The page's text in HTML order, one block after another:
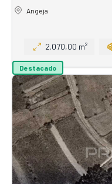
Angeja
2.070,00 m²
Destacado